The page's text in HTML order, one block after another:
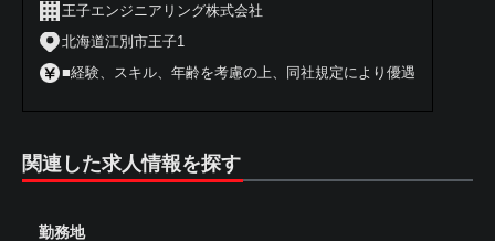
王子エンジニアリング株式会社
北海道江別市王子1
■経験、スキル、年齢を考慮の上、同社規定により優遇
関連した求人情報を探す
勤務地